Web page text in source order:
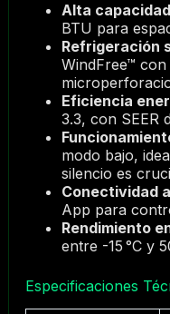
Alta
BTU para
Refrigeración
WindFree™
Eficiencia
3.3, con SEER
modo bajo,
silencio es
Conectividad
App para
Rendimiento
entre -15 °C y
Especificaciones